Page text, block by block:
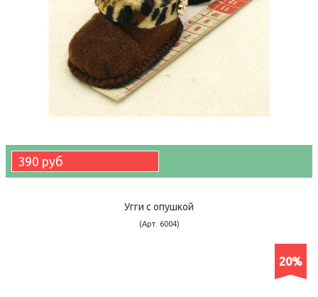
390 руб
Угги с опушкой
(Арт. 6004)
20%